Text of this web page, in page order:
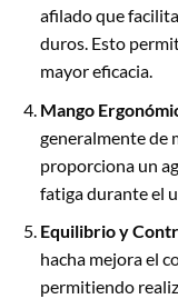
afilado que
duros. Esto
mayor eficacia.
Mango
generalmente de
proporciona un
fatiga durante el
Equilibrio y
hacha mejora el
permitiendo